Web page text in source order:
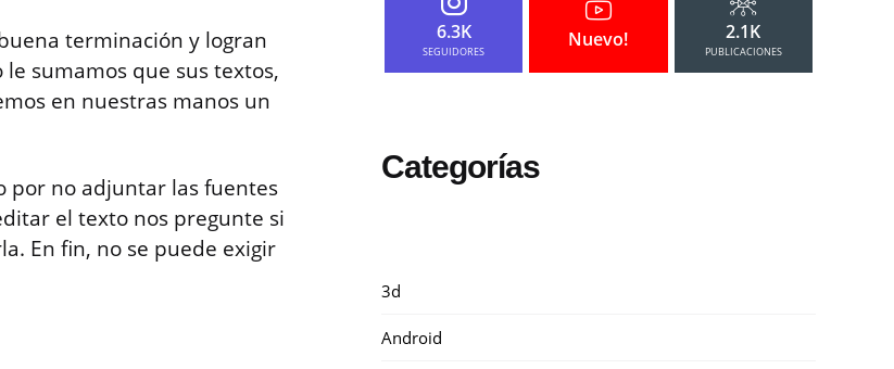
terminación y logran
sumamos que sus textos,
en nuestras manos un
por no adjuntar las fuentes
el texto nos pregunte si
En fin, no se puede exigir
6.3K
SEGUIDORES
Nuevo! 2.1K
PUBLICACIONES
Categorías
3d
Android